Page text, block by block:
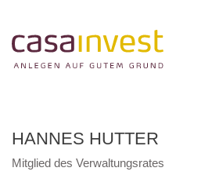
HANNES HUTTER
Mitglied des Verwaltungsrates